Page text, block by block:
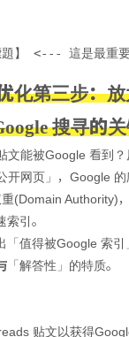
題】 <--- 這是最重
化第三步：
搜寻的
文能被Google 看到？
开网页」，Google 的
(Domain Authority)
引。
「值得被Google 索
「解答性」的特质。
贴文以获得